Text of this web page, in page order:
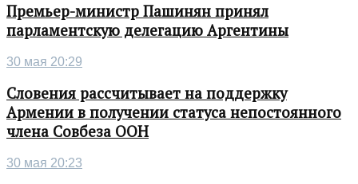
Премьер-министр Пашинян принял
парламентскую делегацию Аргентины
30 мая 20:29
Словения рассчитывает на поддержку
Армении в получении статуса непостоянного
члена Совбеза ООН
30 мая 20:23